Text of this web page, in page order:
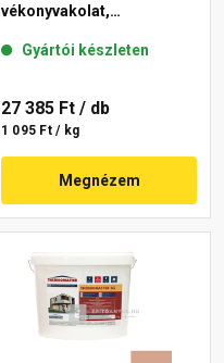
vékonyvakolat,
49-D 25 kg
Gyártói készleten
27 385 Ft / db
1 095 Ft / kg
Megnézem